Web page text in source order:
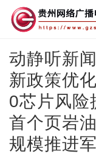
动静听新
新政策优
0芯片风险
首个页岩
规模推进